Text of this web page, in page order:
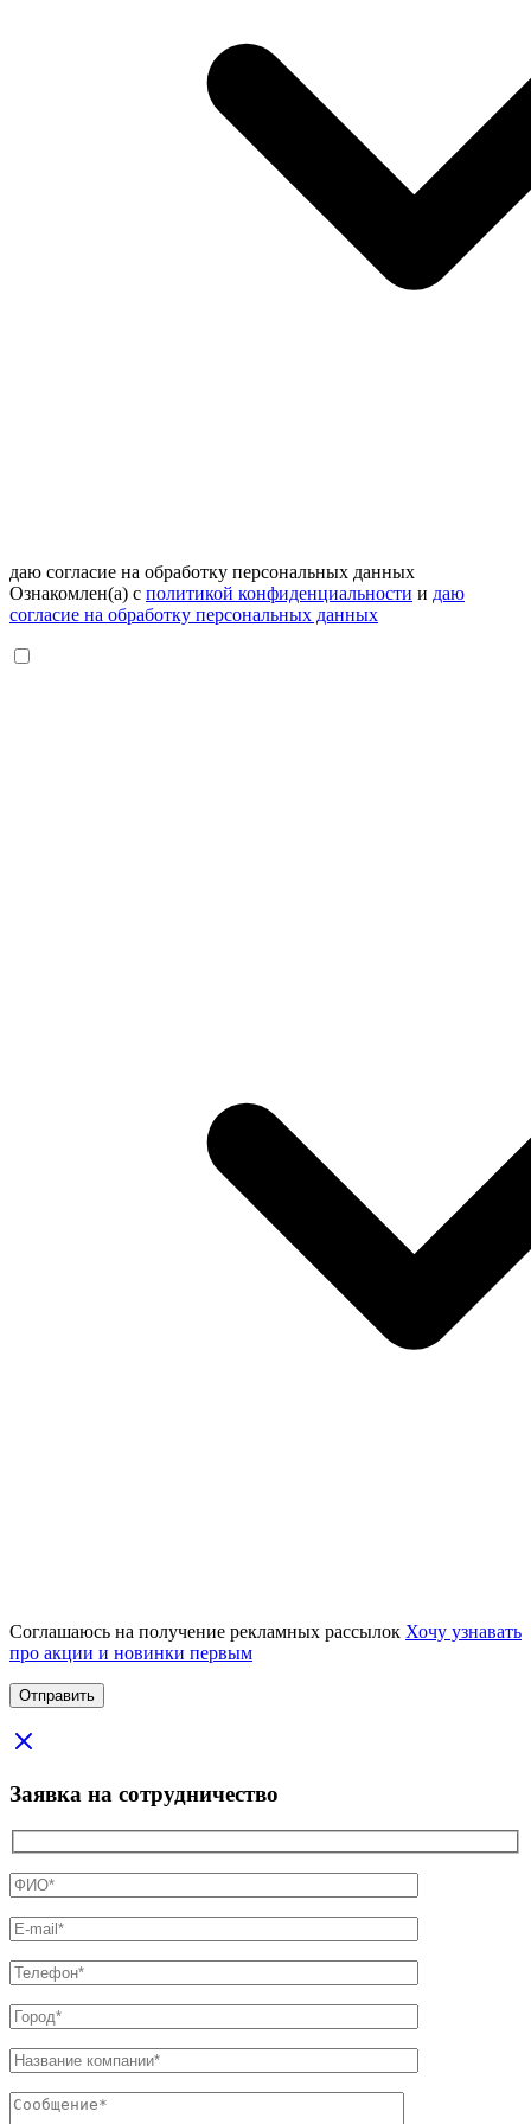
даю согласие на обработку персональных данных
Ознакомлен(а) с политикой конфиденциальности и даю
согласие на обработку персональных данных
Соглашаюсь на получение рекламных рассылок Хочу узнавать
про акции и новинки первым
Заявка на сотрудничество